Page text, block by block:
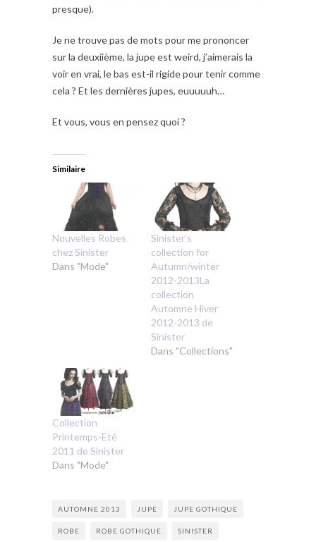
presque).
Je ne trouve pas de mots pour me prononcer
sur la deuxiième, la jupe est weird, j’aimerais la
voir en vrai, le bas est-il rigide pour tenir comme
cela ? Et les dernières jupes, euuuuuh…
Et vous, vous en pensez quoi ?
Similaire
Nouvelles Robes
chez Sinister
Dans "Mode"
Sinister’s
collection for
Autumn/winter
2012-2013La
collection
Automne Hiver
2012-2013 de
Sinister
Dans "Collections"
Collection
Printemps-Eté
2011 de Sinister
Dans "Mode"
AUTOMNE 2013 JUPE JUPE GOTHIQUE
ROBE ROBE GOTHIQUE SINISTER